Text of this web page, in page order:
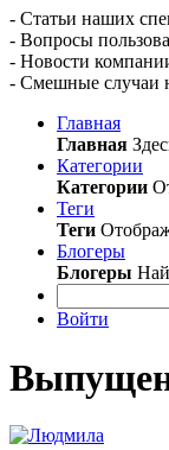
- Статьи наших
- Вопросы
- Новости
- Смешные случаи
Главная
Главная
Категории
Категории
Теги
Теги
Блогеры
Блогеры
Войти